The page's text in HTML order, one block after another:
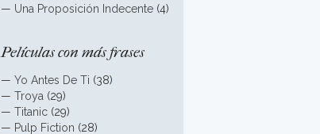
— Una Proposición Indecente (4)
Películas con más frases
— Yo Antes De Ti (38)
— Troya (29)
— Titanic (29)
— Pulp Fiction (28)